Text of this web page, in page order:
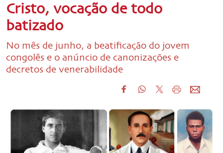
Cristo, vocação de todo
batizado
No mês de junho, a beatificação do jovem
congolês e o anúncio de canonizações e
decretos de venerabilidade